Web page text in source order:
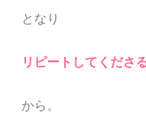
となり
リピートしてくださ
から。